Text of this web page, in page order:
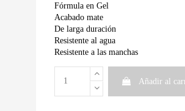
Fórmula en Gel
Acabado mate
De larga duración
Resistente al agua
Resistente a las manchas
Añadir al